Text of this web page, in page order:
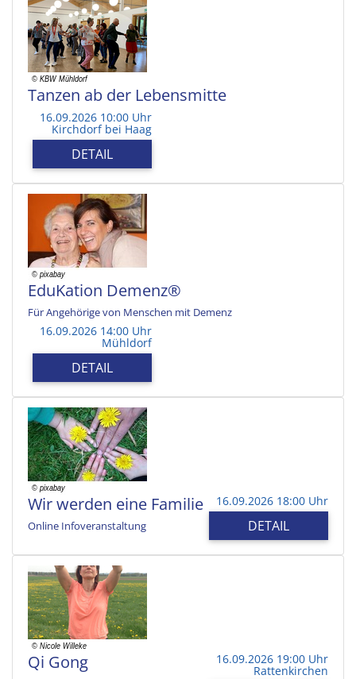
Tanzen ab der Lebensmitte
16.09.2026 10:00 Uhr
Kirchdorf bei Haag
DETAIL
EduKation Demenz®
Für Angehörige von Menschen mit Demenz
16.09.2026 14:00 Uhr
Mühldorf
DETAIL
Wir werden eine Familie
Online Infoveranstaltung
16.09.2026 18:00 Uhr
DETAIL
Qi Gong 16.09.2026 19:00 Uhr
Rattenkirchen